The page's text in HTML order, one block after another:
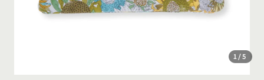
1/5